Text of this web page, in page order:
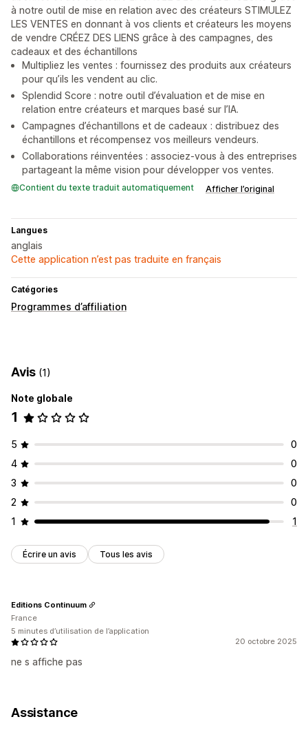
à notre outil de mise en relation avec des créateurs STIMULEZ
LES VENTES en donnant à vos clients et créateurs les moyens
de vendre CRÉEZ DES LIENS grâce à des campagnes, des
cadeaux et des échantillons
Multipliez les ventes : fournissez des produits aux créateurs
pour qu’ils les vendent au clic.
Splendid Score : notre outil d’évaluation et de mise en
relation entre créateurs et marques basé sur l’IA.
Campagnes d’échantillons et de cadeaux : distribuez des
échantillons et récompensez vos meilleurs vendeurs.
Collaborations réinventées : associez-vous à des entreprises
partageant la même vision pour développer vos ventes.
Contient du texte traduit automatiquement Afficher l’original
Langues
anglais
Cette application n’est pas traduite en français
Catégories
Programmes d’affiliation
Avis (1)
Note globale
1
5
0
4
0
3
0
2
0
1
1
Écrire un avis Tous les avis
20 octobre 2025
ne s affiche pas
Editions Continuum
France
5 minutes d’utilisation de l’application
Assistance